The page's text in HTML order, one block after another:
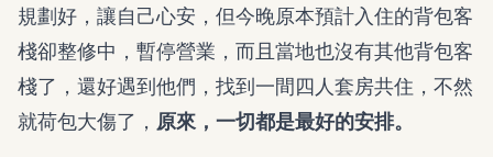
規劃好，讓自己心安，但今晚原本預計入住的背包客
棧卻整修中，暫停營業，而且當地也沒有其他背包客
棧了，還好遇到他們，找到一間四人套房共住，不然
就荷包大傷了， 原來，一切都是最好的安排。